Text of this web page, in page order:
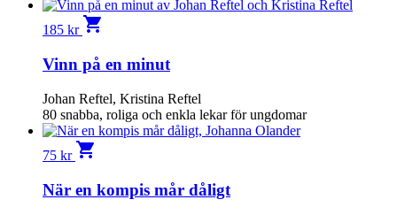
185 kr shopping_cart
Vinn på en minut
Johan Reftel, Kristina Reftel
80 snabba, roliga och enkla lekar för ungdomar
75 kr shopping_cart
När en kompis mår dåligt